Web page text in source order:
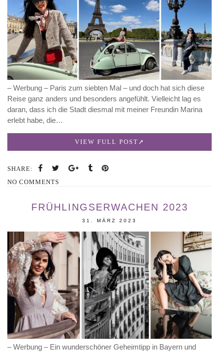
– Werbung – Paris zum siebten Mal – und doch hat sich diese
Reise ganz anders und besonders angefühlt. Vielleicht lag es
daran, dass ich die Stadt diesmal mit meiner Freundin Marina
erlebt habe, die…
VIEW FULL POST
SHARE:
NO COMMENTS
FRÜHLINGSERWACHEN 2023
31. MÄRZ 2023
– Werbung – Ein wunderschöner Geheimtipp in Bayern und